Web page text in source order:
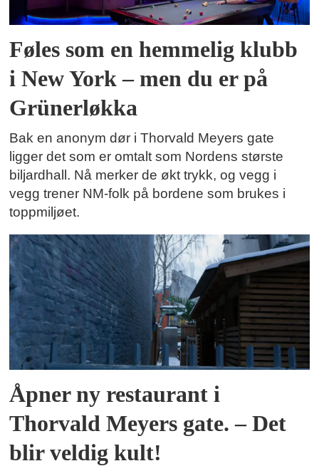
Føles som en hemmelig klubb
i New York – men du er på
Grünerløkka
Bak en anonym dør i Thorvald Meyers gate
ligger det som er omtalt som Nordens største
biljardhall. Nå merker de økt trykk, og vegg i
vegg trener NM-folk på bordene som brukes i
toppmiljøet.
Åpner ny restaurant i
Thorvald Meyers gate. – Det
blir veldig kult!